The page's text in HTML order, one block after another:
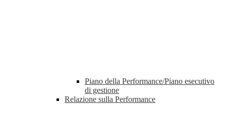
Piano della Performance/Piano esecutivo
di gestione
Relazione sulla Performance